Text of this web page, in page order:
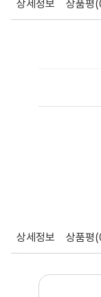
상세정보 상품평
상세정보 상품평